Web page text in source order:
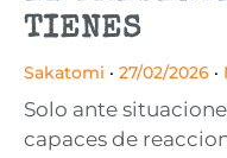
TIENES
Sakatomi 27/02/2026
Solo ante
capaces de